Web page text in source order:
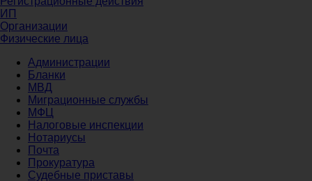
ИП
Организации
Физические лица
Администрации
Бланки
МВД
Миграционные службы
МФЦ
Налоговые инспекции
Нотариусы
Почта
Прокуратура
Судебные приставы